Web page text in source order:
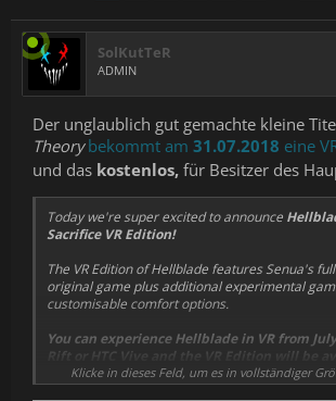
SolKutTeR
ADMIN
Der unglaublich gut gemachte kleine
Theory bekommt am 31.07.2018 eine
und das kostenlos, für Besitzer des
Today we're super excited to announce
Sacrifice VR Edition!
The VR Edition of Hellblade features Senua's
original game plus additional experimental
customisable comfort options.
You can experience Hellblade in VR from
Rift or HTC Vive and the VR Edition will be
to those that own or purchase the original
Sacrifice on Steam.
Klicke in dieses Feld, um es in vollständiger